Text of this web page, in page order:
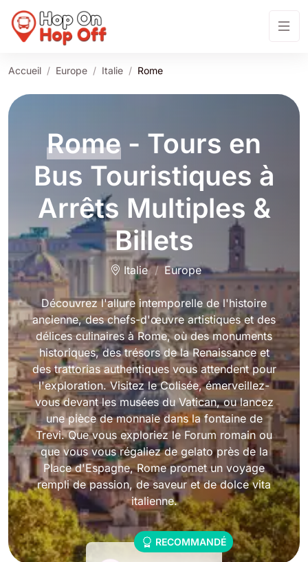
Accueil Europe Italie Rome
Rome - Tours en
Bus Touristiques à
Arrêts Multiples &
Billets
Italie Europe
Découvrez l'allure intemporelle de l'histoire
ancienne, des chefs-d'œuvre artistiques et des
délices culinaires à Rome, où des monuments
historiques, des trésors de la Renaissance et
des trattorias authentiques vous attendent pour
l'exploration. Visitez le Colisée, émerveillez-
vous devant les musées du Vatican, ou lancez
une pièce de monnaie dans la fontaine de
Trevi. Que vous exploriez le Forum romain ou
que vous vous régaliez de gelato près de la
Place d'Espagne, Rome promet un voyage
rempli de passion, de saveur et de dolce vita
italienne.
RECOMMANDÉ